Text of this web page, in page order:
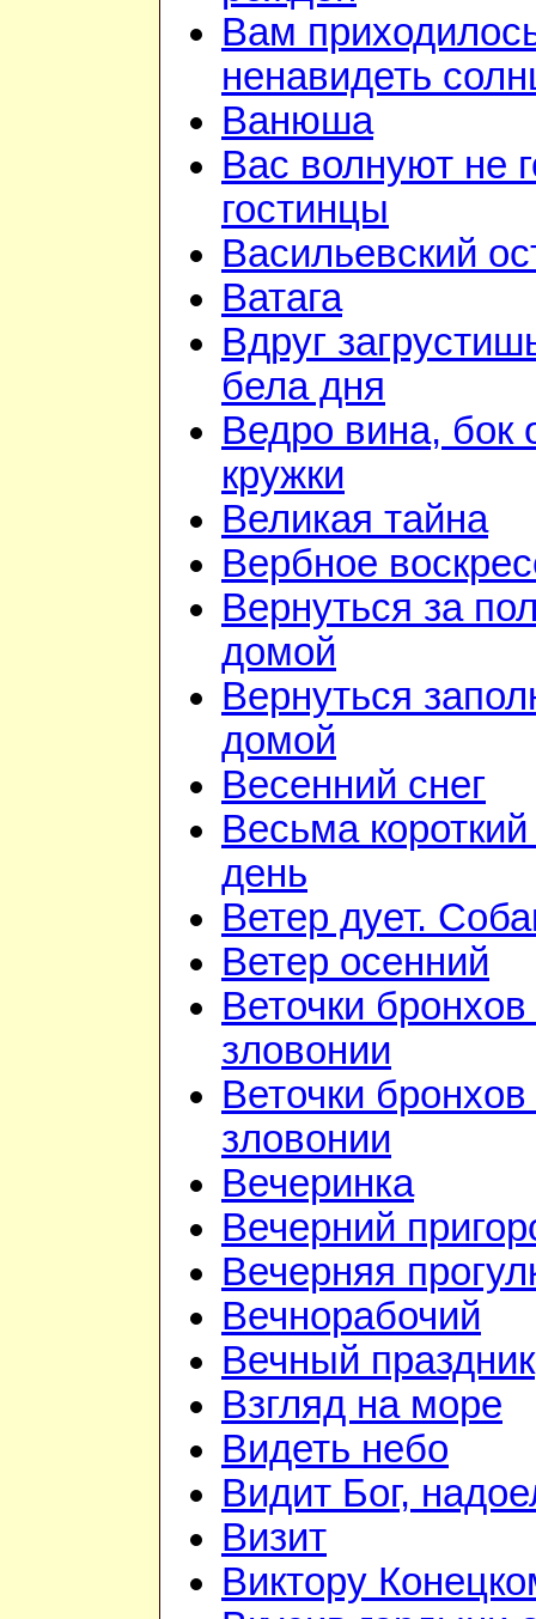
Вам
ненавидеть
Ванюша
Вас волнуют не
гостинцы
Васильевский
Ватага
Вдруг
бела дня
Ведро вина, бок
кружки
Великая тайна
Вербное
Вернуться за
домой
Вернуться
домой
Весенний снег
Весьма
день
Ветер дует.
Ветер осенний
Веточки
зловонии
Веточки
зловонии
Вечеринка
Вечерний
Вечерняя
Вечнорабочий
Вечный праздник
Взгляд на море
Видеть небо
Видит Бог,
Визит
Виктору